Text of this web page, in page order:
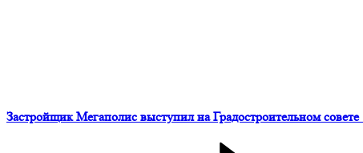
Застройщик Мегаполис выступил на Градостроительном совете